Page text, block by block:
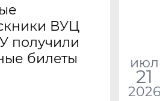
ВУЦ
получили
билеты
июл
21
2026